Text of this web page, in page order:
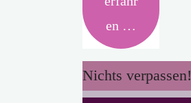
en …
Nichts verpassen!